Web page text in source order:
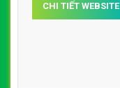
CHI TIẾT WEBSITE